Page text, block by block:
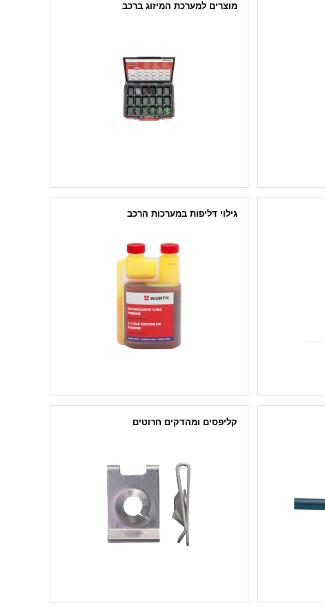
מוצרים למערכת המיזוג ברכב
מוצרים ייעודיים למערכת מיזוג
גילוי דליפות במערכות הרכב
קליפסים ומהדקים חרוטים